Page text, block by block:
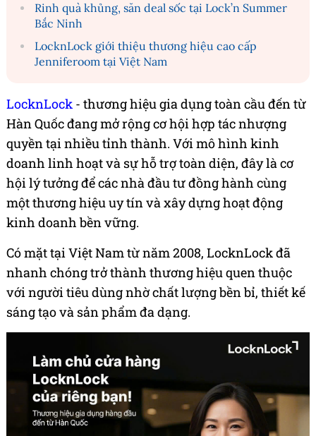
Rinh quà khủng, săn deal sốc tại Lock’n Summer
Bắc Ninh
LocknLock giới thiệu thương hiệu cao cấp
Jenniferoom tại Việt Nam
LocknLock - thương hiệu gia dụng toàn cầu đến từ
Hàn Quốc đang mở rộng cơ hội hợp tác nhượng
quyền tại nhiều tỉnh thành. Với mô hình kinh
doanh linh hoạt và sự hỗ trợ toàn diện, đây là cơ
hội lý tưởng để các nhà đầu tư đồng hành cùng
một thương hiệu uy tín và xây dựng hoạt động
kinh doanh bền vững.
Có mặt tại Việt Nam từ năm 2008, LocknLock đã
nhanh chóng trở thành thương hiệu quen thuộc
với người tiêu dùng nhờ chất lượng bền bỉ, thiết kế
sáng tạo và sản phẩm đa dạng.